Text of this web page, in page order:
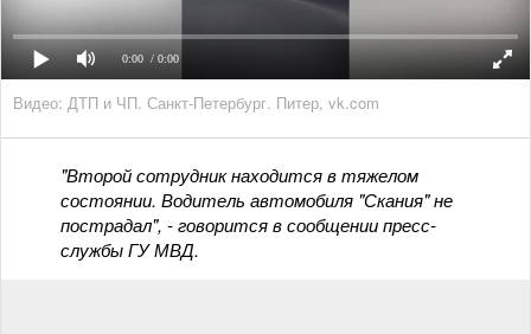
0:00 / 0:00
Видео: ДТП и ЧП. Санкт-Петербург. Питер, vk.com
"Второй сотрудник находится в тяжелом
состоянии. Водитель автомобиля "Скания" не
пострадал", - говорится в сообщении пресс-
службы ГУ МВД.